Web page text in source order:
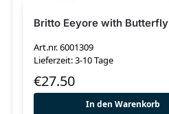
Britto Eeyore with Butterfly
Art.nr. 6001309
Lieferzeit: 3-10 Tage
€27.50
In den Warenkorb